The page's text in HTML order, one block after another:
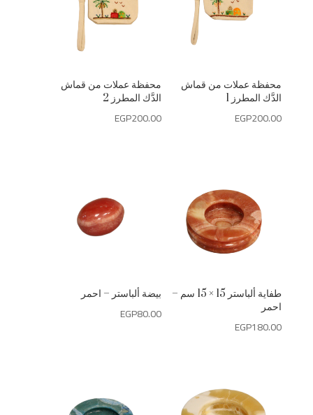
محفظة عملات من قماش
الدَّك المطرز 2
EGP200.00
محفظة عملات من قماش
الدَّك المطرز 1
EGP200.00
بيضة ألباستر – احمر
EGP80.00
طفاية ألباستر 15 × 15 سم –
احمر
EGP180.00